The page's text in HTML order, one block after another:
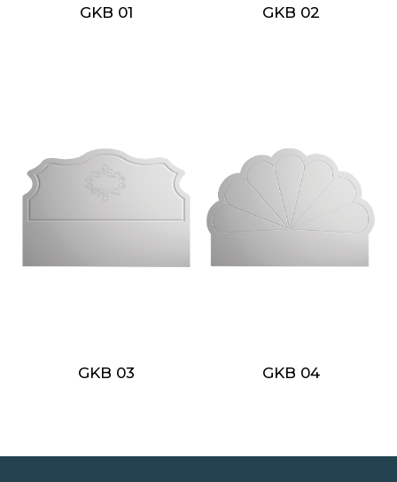
GKB 01 GKB 02
GKB 03 GKB 04